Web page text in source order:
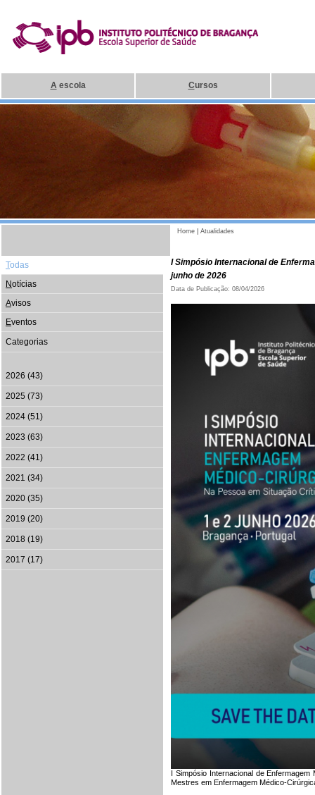
A escola Cursos
Home Atualidades
Todas
Notícias
Avisos
Eventos
Categorias
2026 (43)
2025 (73)
2024 (51)
2023 (63)
2022 (41)
2021 (34)
2020 (35)
2019 (20)
2018 (19)
2017 (17)
I Simpósio Internacional de
junho de 2026
Data de Publicação: 08/04/2026
I Simpósio Internacional de
Mestres em Enfermagem Médico-